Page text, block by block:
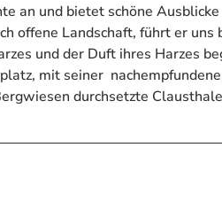
an und bietet schöne
offene Landschaft, führt er
und der Duft ihres Harzes
mit seiner
durchsetzte